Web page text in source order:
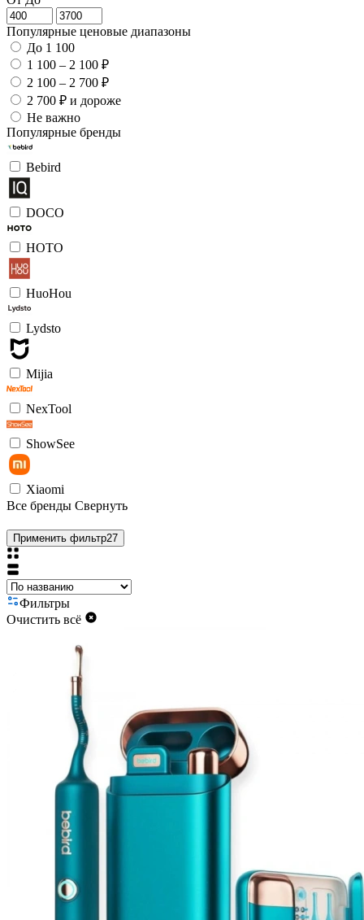
Популярные ценовые диапазоны
До 1 100
1 100 – 2 100 ₽
2 100 – 2 700 ₽
2 700 ₽ и дороже
Не важно
Популярные бренды
Bebird
DOCO
HOTO
HuoHou
Lydsto
Mijia
NexTool
ShowSee
Xiaomi
Все бренды Свернуть
Применить фильтр27
Фильтры
Очистить всё